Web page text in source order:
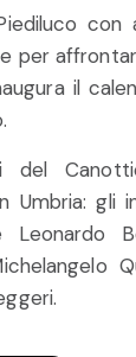
con
per
il
del
Umbria: gli
Leonardo